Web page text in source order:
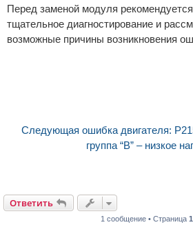
Перед заменой модуля
тщательное диагностирование и
возможные причины возникновения
Следующая ошибка двигателя:
группа “B” – низкое
Ответить
1 сообщение • Страница 1